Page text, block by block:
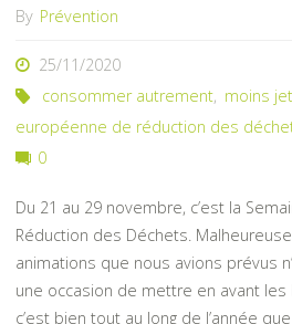
By Prévention
25/11/2020
consommer autrement, moins
européenne de réduction des
0
Du 21 au 29 novembre, c’est la
Réduction des Déchets.
animations que nous avions prévus
une occasion de mettre en avant
c’est bien tout au long de l’année